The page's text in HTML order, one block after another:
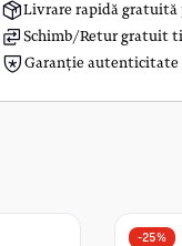
Livrare rapidă gratuită
Schimb/Retur gratuit
Garanție autenticitate
-25%